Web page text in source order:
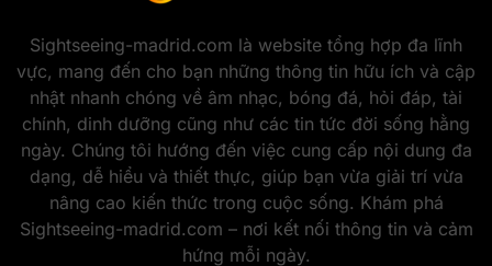
Sightseeing-madrid.com là website tổng hợp đa lĩnh
vực, mang đến cho bạn những thông tin hữu ích và cập
nhật nhanh chóng về âm nhạc, bóng đá, hỏi đáp, tài
chính, dinh dưỡng cũng như các tin tức đời sống hằng
ngày. Chúng tôi hướng đến việc cung cấp nội dung đa
dạng, dễ hiểu và thiết thực, giúp bạn vừa giải trí vừa
nâng cao kiến thức trong cuộc sống. Khám phá
Sightseeing-madrid.com – nơi kết nối thông tin và cảm
hứng mỗi ngày.